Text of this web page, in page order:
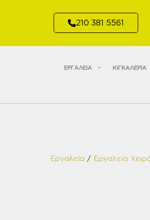
περιεχόμενο
210 381 5561
ΕΡΓΑΛΕΙΑ ΚΙΓΚΑΛΕΡΙΑ
Εργαλεία / Εργαλεία